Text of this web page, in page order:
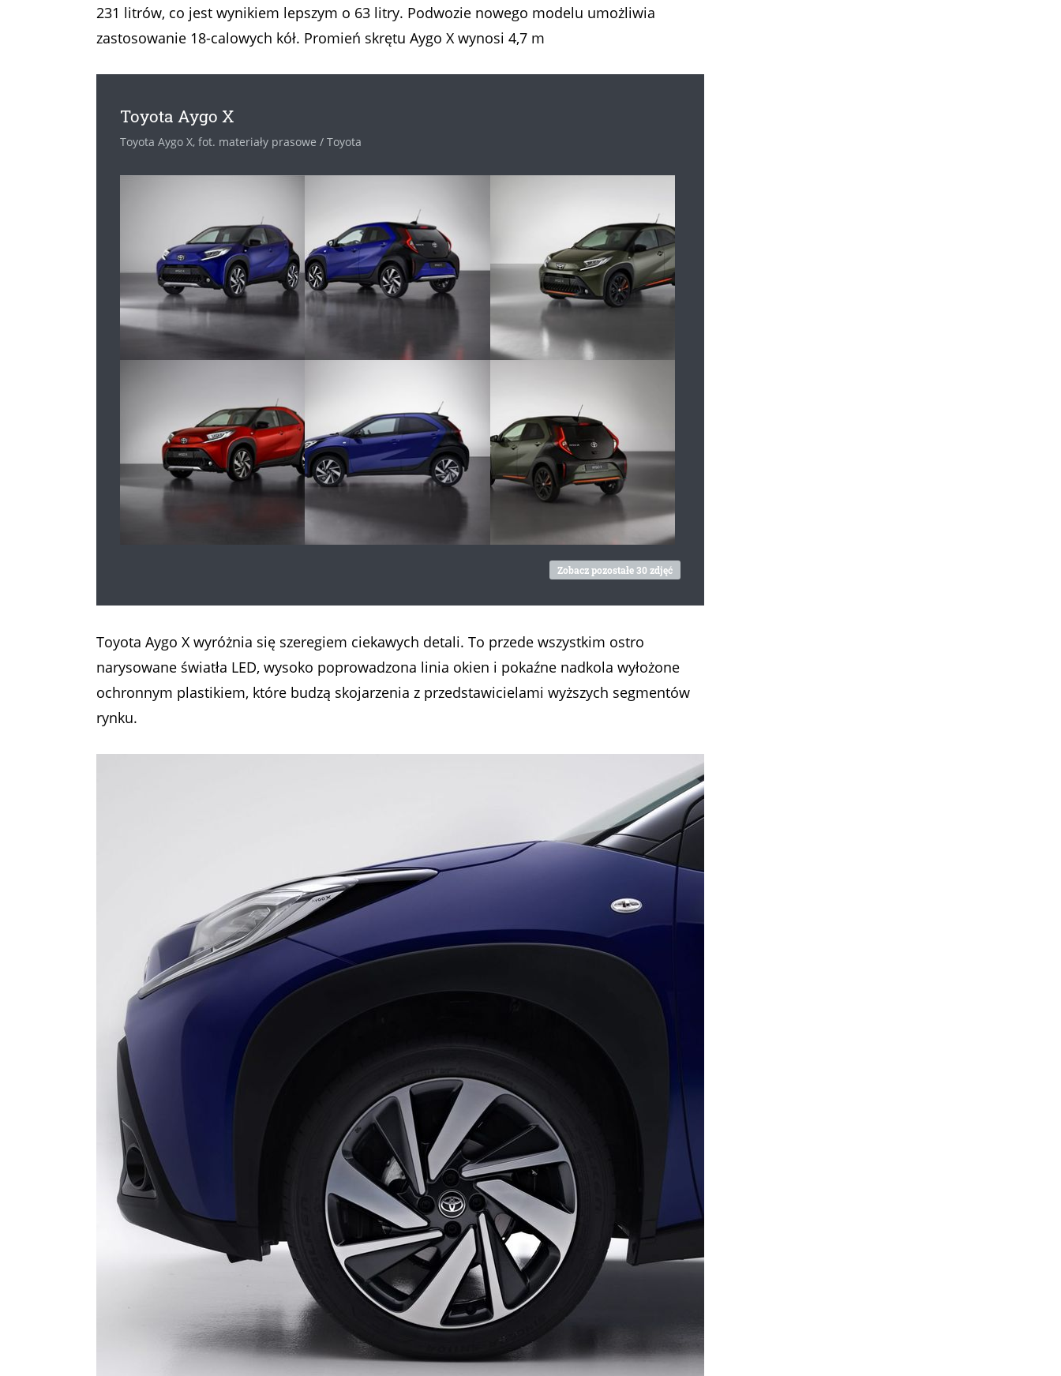
231 litrów, co jest wynikiem lepszym o 63 litry. Podwozie nowego modelu umożliwia
zastosowanie 18-calowych kół. Promień skrętu Aygo X wynosi 4,7 m
Toyota Aygo X
Toyota Aygo X, fot. materiały prasowe / Toyota
Zobacz pozostałe 30 zdjęć
Toyota Aygo X wyróżnia się szeregiem ciekawych detali. To przede wszystkim ostro
narysowane światła LED, wysoko poprowadzona linia okien i pokaźne nadkola wyłożone
ochronnym plastikiem, które budzą skojarzenia z przedstawicielami wyższych segmentów
rynku.